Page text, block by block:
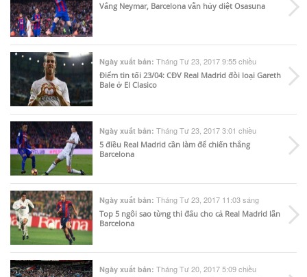
Vắng Neymar, Barcelona vẫn hủy diệt Osasuna
Ngày xuất bản: Tháng Tư 23, 2017 9:55 chiều
Điểm tin tối 23/04: CĐV Real Madrid đòi loại Gareth
Bale ở El Clasico
Ngày xuất bản: Tháng Tư 23, 2017 3:01 chiều
5 điều Real Madrid cần làm để chiến thắng
Barcelona
Ngày xuất bản: Tháng Tư 23, 2017 11:03 sáng
Top 5 ngôi sao từng thi đấu cho cả Real Madrid lẫn
Barcelona
Ngày xuất bản: Tháng Tư 20, 2017 5:09 chiều